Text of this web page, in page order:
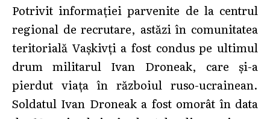
Potrivit informației parvenite de la centrul
regional de recrutare, astăzi în comunitatea
teritorială Vașkivți a fost condus pe ultimul
drum militarul Ivan Droneak, care și-a
pierdut viața în războiul ruso-ucrainean.
Soldatul Ivan Droneak a fost omorât în data